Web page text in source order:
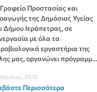
Προστασίας και
της Δημόσιας Υγείας
Δήμου Ιεράπετρας, σε
με όλα τα
εργαστήρια της
μας, οργανώνει πρόγραμμα
έλεγχο.
2015
Περισσότερα